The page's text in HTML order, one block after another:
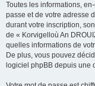
Toutes les informations,
passe et de votre adresse
durant votre inscription,
de « Korvigelloù An
quelles informations de
De plus, vous pouvez
logiciel phpBB depuis une